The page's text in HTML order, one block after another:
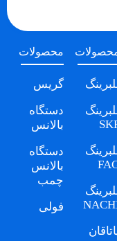
محصولات
گریس
دستگاه
بالانس
دستگاه
بالانس
چمب
فولی